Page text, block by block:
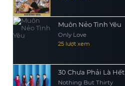
Muôn Nẻo Tình Yêu
Only Love
25 lượt xem
30 Chưa Phải Là Hết
Nothing But Thirty